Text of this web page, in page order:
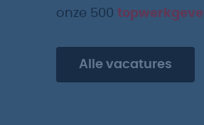
onze 500
Alle vacatures